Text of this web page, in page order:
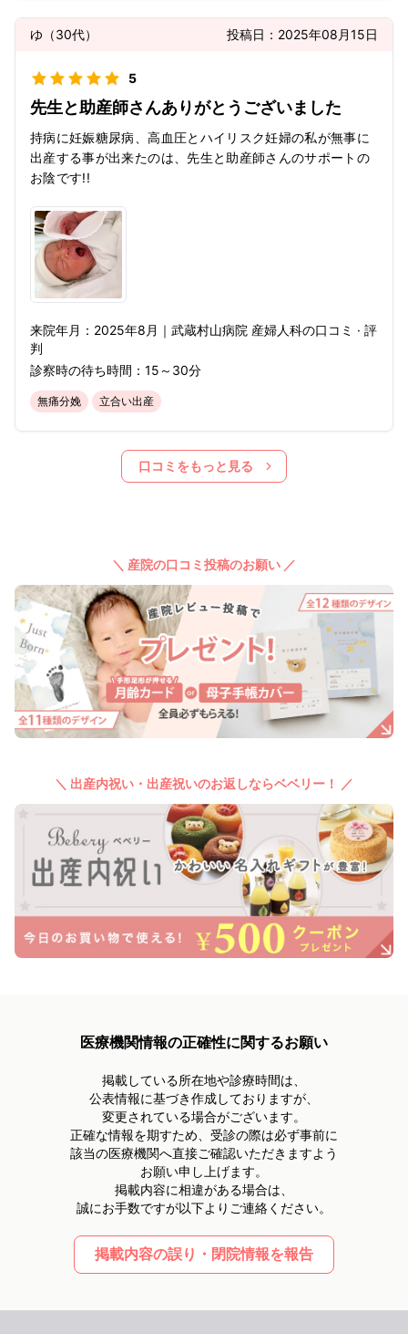
ゆ （30代） 投稿日： 2025年08月15日
5
先生と助産師さんありがとうございました
持病に妊娠糖尿病、高血圧とハイリスク妊婦の私が無事に
出産する事が出来たのは、先生と助産師さんのサポートの
お陰です!!
来院年月： 2025年8月 ｜ 武蔵村山病院 産婦人科の口コミ · 評
判
診察時の待ち時間： 15～30分
無痛分娩 立合い出産
口コミをもっと見る
＼ 産院の口コミ投稿のお願い ／
＼ 出産内祝い・出産祝いのお返しならベベリー！ ／
医療機関情報の正確性に関するお願い
掲載している所在地や診療時間は、
公表情報に基づき作成しておりますが、
変更されている場合がございます。
正確な情報を期すため、受診の際は必ず事前に
該当の医療機関へ直接ご確認いただきますよう
お願い申し上げます。
掲載内容に相違がある場合は、
誠にお手数ですが以下よりご連絡ください。
掲載内容の誤り・閉院情報を報告